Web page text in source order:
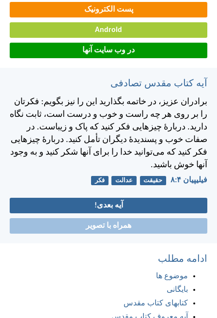
پست الکترونیک
Android
در وب سایت آنها
آیه کتاب مقدس تصادفی
برادران عزيز، در خاتمه بگذاريد اين را نيز بگويم: فكرتان
را بر روی هر چه راست و خوب و درست است، ثابت نگاه
داريد. دربارهٔ چيزهايی فكر كنيد كه پاک و زيباست. در
صفات خوب و پسنديدهٔ ديگران تأمل كنيد. دربارهٔ چيزهايی
فكر كنيد كه می‌توانيد خدا را برای آنها شكر كنيد و به وجود
آنها خوش باشيد.
فيليپیان ۴:‏۸ حقیقت عدالت فکر
آیه بعدی!
همراه با تصویر
ادامه مطلب
موضوع ها
بایگانی
کتابهای کتاب مقدس